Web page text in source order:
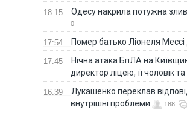
18:15 Одесу накрила потужна
0
17:54 Помер батько Ліонеля Мессі
17:45
Нічна атака БпЛА на
директор ліцею, її чоловік
16:39
Лукашенко переклав
внутрішні проблеми
188